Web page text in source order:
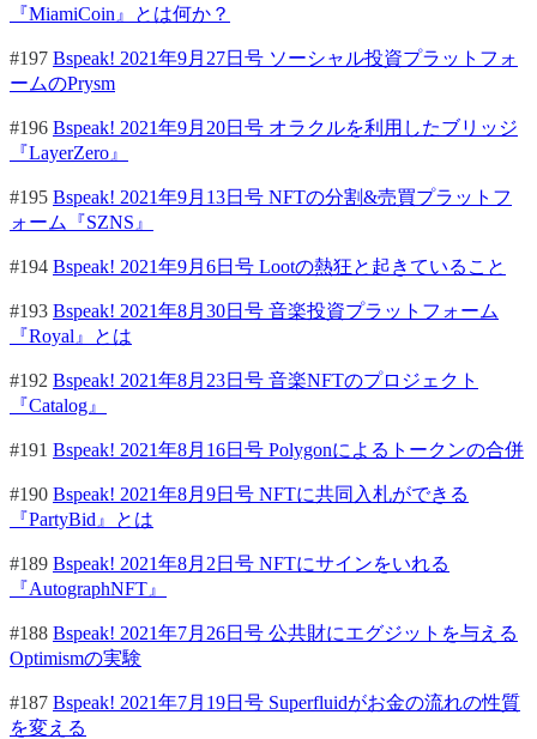
『MiamiCoin』とは何か？
#197 Bspeak! 2021年9月27日号 ソーシャル投資プラットフォ
ームのPrysm
#196 Bspeak! 2021年9月20日号 オラクルを利用したブリッジ
『LayerZero』
#195 Bspeak! 2021年9月13日号 NFTの分割&売買プラットフ
ォーム『SZNS』
#194 Bspeak! 2021年9月6日号 Lootの熱狂と起きていること
#193 Bspeak! 2021年8月30日号 音楽投資プラットフォーム
『Royal』とは
#192 Bspeak! 2021年8月23日号 音楽NFTのプロジェクト
『Catalog』
#191 Bspeak! 2021年8月16日号 Polygonによるトークンの合併
#190 Bspeak! 2021年8月9日号 NFTに共同入札ができる
『PartyBid』とは
#189 Bspeak! 2021年8月2日号 NFTにサインをいれる
『AutographNFT』
#188 Bspeak! 2021年7月26日号 公共財にエグジットを与える
Optimismの実験
#187 Bspeak! 2021年7月19日号 Superfluidがお金の流れの性質
を変える